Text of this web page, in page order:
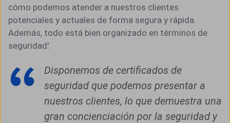
cómo podemos atender a nuestros clientes
potenciales y actuales de forma segura y rápida.
Además, todo está bien organizado en términos de
seguridad'.
Disponemos de certificados de
seguridad que podemos presentar a
nuestros clientes, lo que demuestra una
gran concienciación por la seguridad y